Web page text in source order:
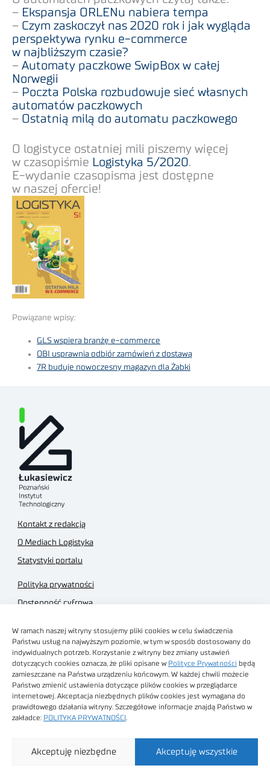
W ramach naszej witryny stosujemy pliki cookies w celu świadczenia
Państwu usług na najwyższym poziomie, w tym w sposób dostosowany do
indywidualnych potrzeb. Korzystanie z witryny bez zmiany ustawień
dotyczących cookies oznacza, że pliki opisane w Polityce Prywatności będą
zamieszczane na Państwa urządzeniu końcowym. W każdej chwili możecie
Państwo zmienić ustawienia dotyczące plików cookies w przeglądarce
internetowej. Akceptacja niezbędnych plików cookies jest wymagana do
prawidłowego działania witryny. Szczegółowe informacje znajdą Państwo w
zakładce: POLITYKA PRYWATNOŚCI
Akceptuję wszystkie
Akceptuję niezbędne
– Ekspansja ORLENu nabiera tempa
– Czym zaskoczył nas 2020 rok i jak wygląda
perspektywa rynku e-commerce
w najbliższym czasie?
– Automaty paczkowe SwipBox w całej
Norwegii
– Poczta Polska rozbudowuje sieć własnych
automatów paczkowych
– Ostatnią milą do automatu paczkowego
O logistyce ostatniej mili piszemy więcej
w czasopiśmie Logistyka 5/2020.
E-wydanie czasopisma jest dostępne
w naszej ofercie!
Powiązane wpisy:
GLS wspiera branżę e-commerce
OBI usprawnia odbiór zamówień z dostawą
7R buduje nowoczesny magazyn dla Żabki
Kontakt z redakcją
O Mediach Logistyka
Statystyki portalu
Polityka prywatności
Dostępność cyfrowa
Regulamin sklepu
Obrazy stockowe
autorstwa
Technologiczny